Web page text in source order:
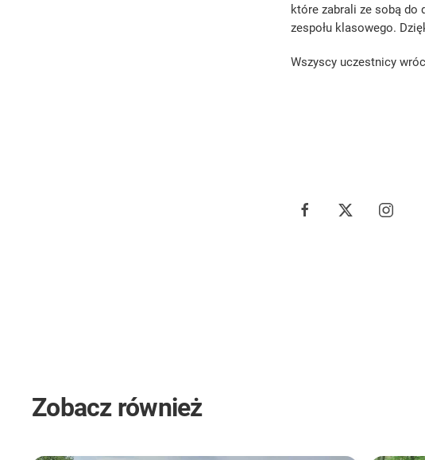
które zabrali ze sobą do
zespołu klasowego.
Wszyscy uczestnicy
Zobacz również